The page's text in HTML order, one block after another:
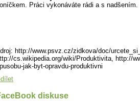
Práci vykonáváte rádi a s nadšením.
http://www.psvz.cz/zidkova/doc/
cs.wikipedia.org/wiki/Produktivita, http://
jak-byt-opravdu-produktivni
diskuse